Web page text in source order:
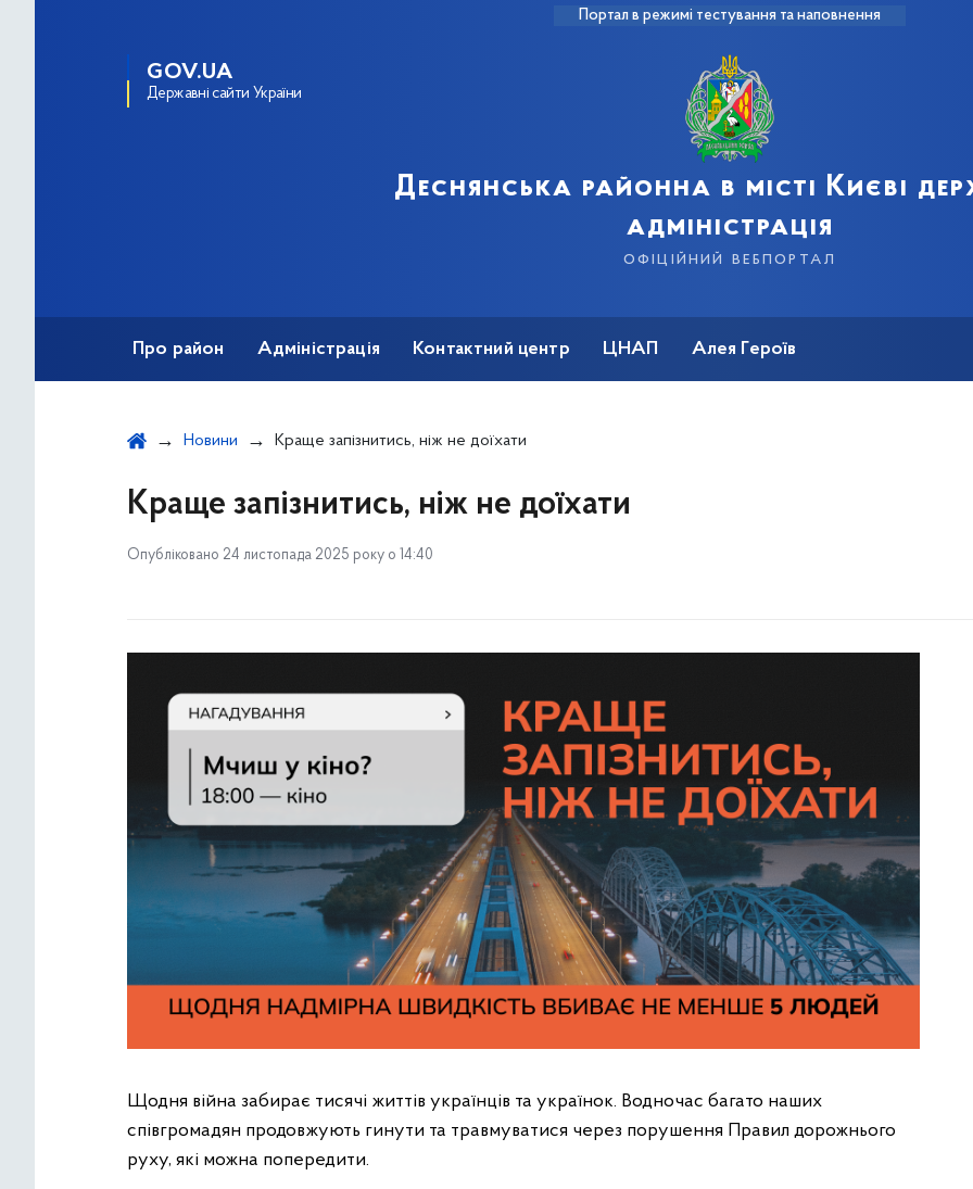
Портал в режимі тестування та наповнення
GOV.UA
Державні сайти України
Деснянська районна в місті Києві
адміністрація
офіційний вебпортал
Про район Адміністрація Контактний центр ЦНАП Алея Героїв
Новини Краще запізнитись, ніж не доїхати
Краще запізнитись, ніж не доїхати
Опубліковано 24 листопада 2025 року о 14:40
Щодня війна забирає тисячі життів українців та українок. Водночас багато наших
співгромадян продовжують гинути та травмуватися через порушення Правил дорожнього
руху, які можна попередити.